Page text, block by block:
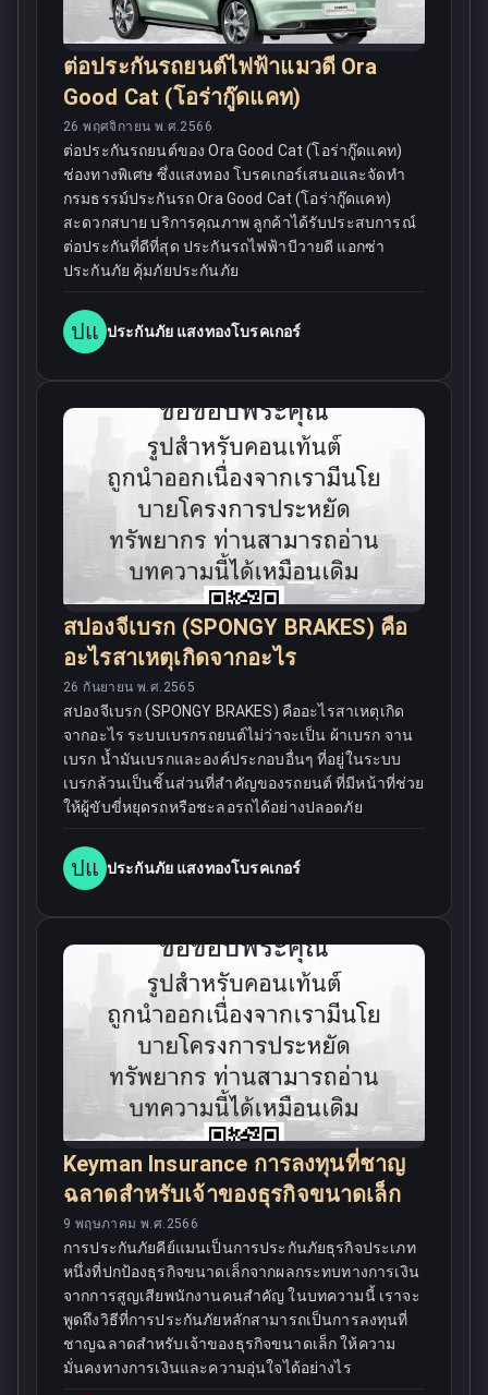
ต่อประกันรถยนต์ไฟฟ้าแมวดี Ora
Good Cat (โอร่ากู๊ดแคท)
26 พฤศจิกายน พ.ศ.2566
ต่อประกันรถยนต์ของ Ora Good Cat (โอร่ากู๊ดแคท)
ช่องทางพิเศษ ซึ่งแสงทอง โบรคเกอร์เสนอและจัดทำ
กรมธรรม์ประกันรถ Ora Good Cat (โอร่ากู๊ดแคท)
สะดวกสบาย บริการคุณภาพ ลูกค้าได้รับประสบการณ์
ต่อประกันที่ดีที่สุด ประกันรถไฟฟ้าบีวายดี แอกซ่า
ประกันภัย คุ้มภัยประกันภัย
ปแ ประกันภัย แสงทองโบรคเกอร์
สปองจีเบรก (SPONGY BRAKES) คือ
อะไรสาเหตุเกิดจากอะไร
26 กันยายน พ.ศ.2565
สปองจีเบรก (SPONGY BRAKES) คืออะไรสาเหตุเกิด
จากอะไร ระบบเบรกรถยนต์ไม่ว่าจะเป็น ผ้าเบรก จาน
เบรก น้ำมันเบรกและองค์ประกอบอื่นๆ ที่อยู่ในระบบ
เบรกล้วนเป็นชิ้นส่วนที่สำคัญของรถยนต์ ที่มีหน้าที่ช่วย
ให้ผู้ขับขี่หยุดรถหรือชะลอรถได้อย่างปลอดภัย
ปแ ประกันภัย แสงทองโบรคเกอร์
Keyman Insurance การลงทุนที่ชาญ
ฉลาดสำหรับเจ้าของธุรกิจขนาดเล็ก
9 พฤษภาคม พ.ศ.2566
การประกันภัยคีย์แมนเป็นการประกันภัยธุรกิจประเภท
หนึ่งที่ปกป้องธุรกิจขนาดเล็กจากผลกระทบทางการเงิน
จากการสูญเสียพนักงานคนสำคัญ ในบทความนี้ เราจะ
พูดถึงวิธีที่การประกันภัยหลักสามารถเป็นการลงทุนที่
ชาญฉลาดสำหรับเจ้าของธุรกิจขนาดเล็ก ให้ความ
มั่นคงทางการเงินและความอุ่นใจได้อย่างไร